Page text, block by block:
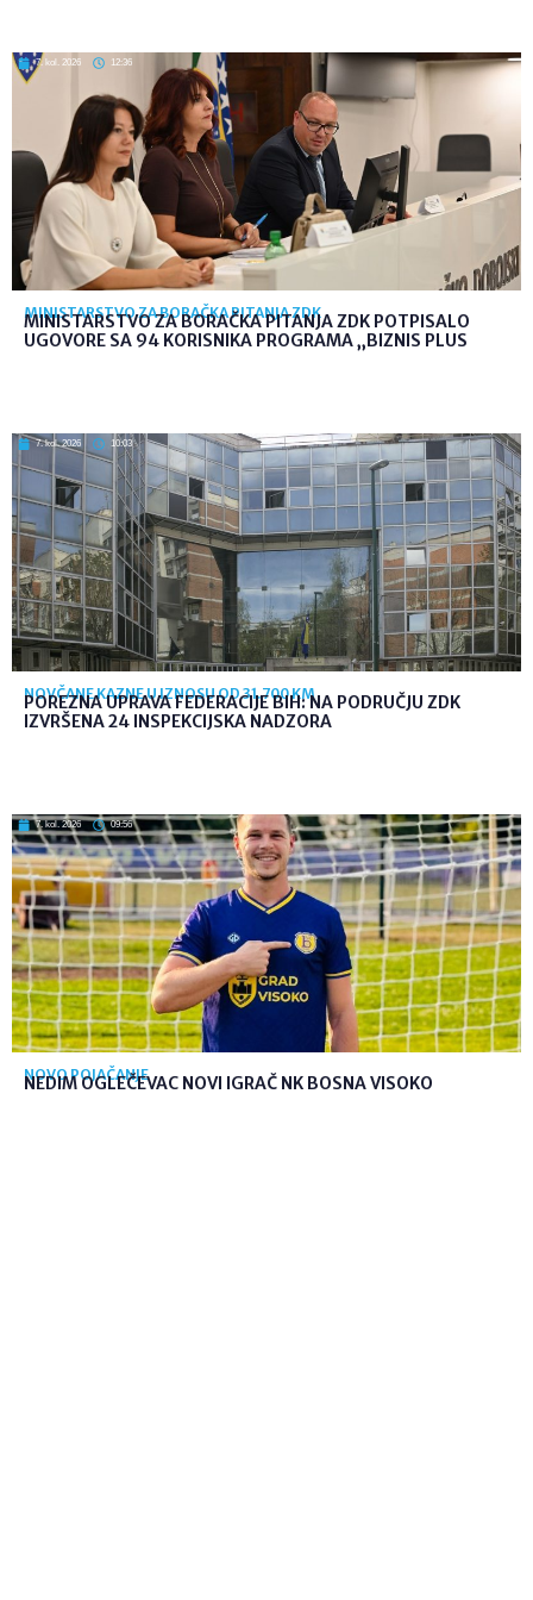
7. kol. 2026 12:36
MINISTARSTVO ZA BORAČKA PITANJA ZDK
MINISTARSTVO ZA BORAČKA PITANJA ZDK POTPISALO
UGOVORE SA 94 KORISNIKA PROGRAMA „BIZNIS PLUS
7. kol. 2026 10:03
NOVČANE KAZNE U IZNOSU OD 31.700 KM
POREZNA UPRAVA FEDERACIJE BIH: NA PODRUČJU ZDK
IZVRŠENA 24 INSPEKCIJSKA NADZORA
7. kol. 2026 09:56
NOVO POJAČANJE
NEDIM OGLEČEVAC NOVI IGRAČ NK BOSNA VISOKO